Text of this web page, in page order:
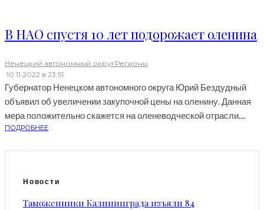
В НАО спустя 10 лет подорожает оленина
Ненецкий автономный округРегионы
·10.11.2022 в 23:51
Губернатор Ненецком автономного округа Юрий Бездудный
объявил об увеличении закупочной цены на оленину. Данная
мера положительно скажется на оленеводческой отрасли....
ПОДРОБНЕЕ
Новости
Таможенники Калининграда изъяли 84